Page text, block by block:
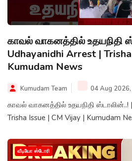
காவல் வாகனத்தில் உதயநிதி
Udhayanidhi Arrest |
Kumudam News
Kumudam Team 04 Aug
காவல் வாகனத்தில் உதயநிதி ஸ்டாலின்..!
Trisha Issue | CM Vijay | Kumudam
வீடியோ ஸ்டோரி